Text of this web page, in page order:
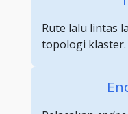
Rute lalu lintas
topologi klaster.